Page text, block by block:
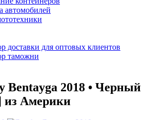
автомобилей
доставки для оптовых клиентов
таможни
Bentayga 2018 • Черный
из Америки